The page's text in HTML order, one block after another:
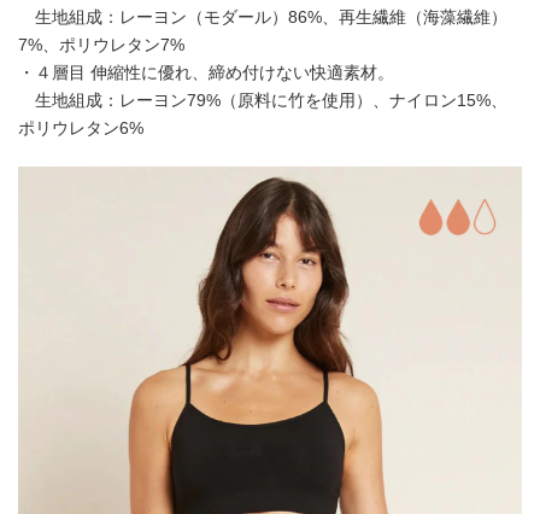
生地組成：レーヨン（モダール）86%、再生繊維（海藻繊維）
7%、ポリウレタン7%
・４層目 伸縮性に優れ、締め付けない快適素材。
生地組成：レーヨン79%（原料に竹を使用）、ナイロン15%、
ポリウレタン6%